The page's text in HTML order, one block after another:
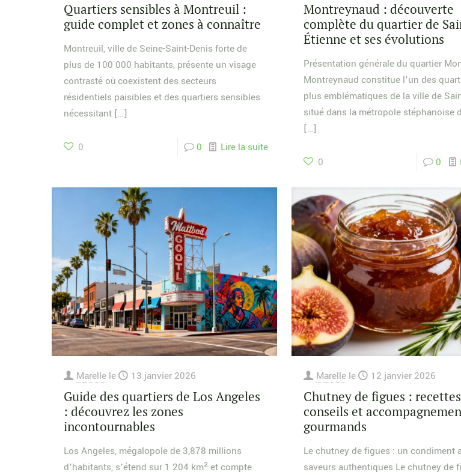
Quartiers sensibles à Montreuil :
guide complet et zones à connaître
Montreuil, ville de Seine-Saint-Denis forte de
plus de 100 000 habitants, présente un visage
contrasté où coexistent des secteurs
résidentiels paisibles et des quartiers sensibles
nécessitant[…]
0 0 Lire la suite
Montreynaud : découverte
complète du quartier de
Étienne et ses évolutions
Présentation générale du quartier
Montreynaud constitue l’un des
plus emblématiques de la ville de
situé dans la métropole stéphanoise
[…]
0 0
Marelle le 13 janvier 2026
Guide des quartiers de Los Angeles
: découvrez les zones
incontournables
Los Angeles, mégalopole de 3,878 millions
d’habitants, s’étend sur 1 204 km² et compte
Marelle le 12 janvier 2026
Chutney de figues :
conseils et
gourmands
Le chutney de figues : un condiment
saveurs authentiques Le chutney de